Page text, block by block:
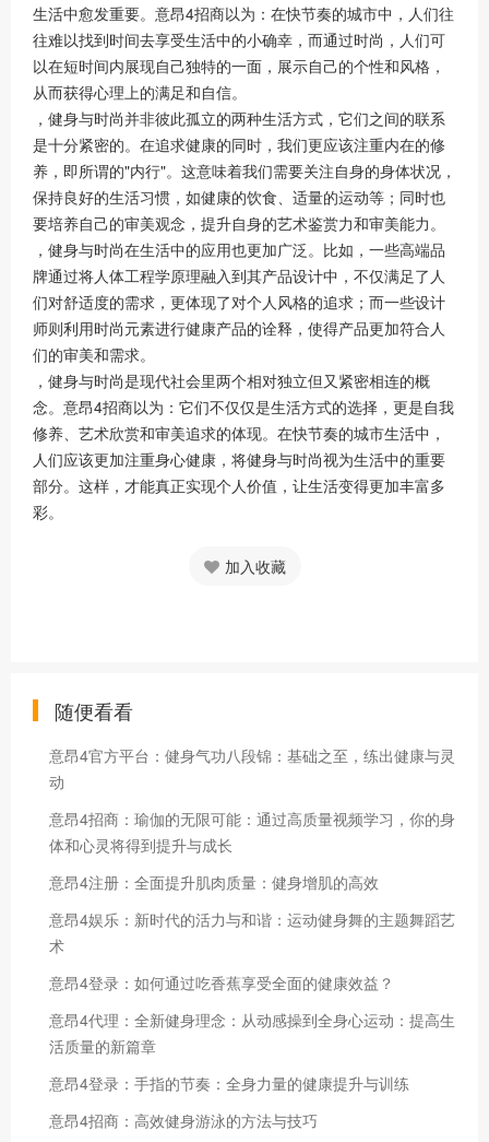
生活中愈发重要。意昂4招商以为：在快节奏的城市中，人们往
往难以找到时间去享受生活中的小确幸，而通过时尚，人们可
以在短时间内展现自己独特的一面，展示自己的个性和风格，
从而获得心理上的满足和自信。
，健身与时尚并非彼此孤立的两种生活方式，它们之间的联系
是十分紧密的。在追求健康的同时，我们更应该注重内在的修
养，即所谓的"内行"。这意味着我们需要关注自身的身体状况，
保持良好的生活习惯，如健康的饮食、适量的运动等；同时也
要培养自己的审美观念，提升自身的艺术鉴赏力和审美能力。
，健身与时尚在生活中的应用也更加广泛。比如，一些高端品
牌通过将人体工程学原理融入到其产品设计中，不仅满足了人
们对舒适度的需求，更体现了对个人风格的追求；而一些设计
师则利用时尚元素进行健康产品的诠释，使得产品更加符合人
们的审美和需求。
，健身与时尚是现代社会里两个相对独立但又紧密相连的概
念。意昂4招商以为：它们不仅仅是生活方式的选择，更是自我
修养、艺术欣赏和审美追求的体现。在快节奏的城市生活中，
人们应该更加注重身心健康，将健身与时尚视为生活中的重要
部分。这样，才能真正实现个人价值，让生活变得更加丰富多
彩。
加入收藏
随便看看
意昂4官方平台：健身气功八段锦：基础之至，练出健康与灵
动
意昂4招商：瑜伽的无限可能：通过高质量视频学习，你的身
体和心灵将得到提升与成长
意昂4注册：全面提升肌肉质量：健身增肌的高效
意昂4娱乐：新时代的活力与和谐：运动健身舞的主题舞蹈艺
术
意昂4登录：如何通过吃香蕉享受全面的健康效益？
意昂4代理：全新健身理念：从动感操到全身心运动：提高生
活质量的新篇章
意昂4登录：手指的节奏：全身力量的健康提升与训练
意昂4招商：高效健身游泳的方法与技巧